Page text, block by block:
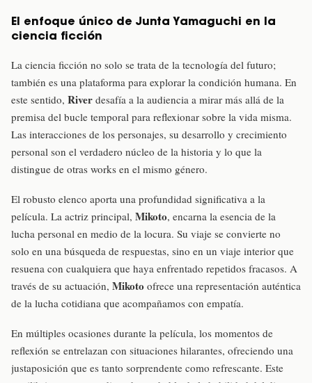
El enfoque único de Junta Yamaguchi en la
ciencia ficción
La ciencia ficción no solo se trata de la tecnología del futuro;
también es una plataforma para explorar la condición humana. En
este sentido, River desafía a la audiencia a mirar más allá de la
premisa del bucle temporal para reflexionar sobre la vida misma.
Las interacciones de los personajes, su desarrollo y crecimiento
personal son el verdadero núcleo de la historia y lo que la
distingue de otras works en el mismo género.
El robusto elenco aporta una profundidad significativa a la
película. La actriz principal, Mikoto, encarna la esencia de la
lucha personal en medio de la locura. Su viaje se convierte no
solo en una búsqueda de respuestas, sino en un viaje interior que
resuena con cualquiera que haya enfrentado repetidos fracasos. A
través de su actuación, Mikoto ofrece una representación auténtica
de la lucha cotidiana que acompañamos con empatía.
En múltiples ocasiones durante la película, los momentos de
reflexión se entrelazan con situaciones hilarantes, ofreciendo una
justaposición que es tanto sorprendente como refrescante. Este